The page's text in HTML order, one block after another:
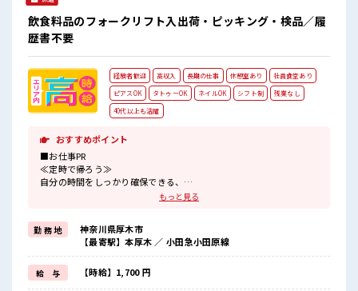
飲食料品のフォークリフト入出荷・ピッキング・検品／履
歴書不要
経験者歓迎 高収入 長期の仕事 休憩室あり
社員食堂あり
ピアスOK
タトゥーOK ネイルOK シフト制
残業なし
40代以上も活躍
おすすめポイント
■お仕事PR
≪定時で帰ろう≫
自分の時間をしっかり確保できる、
これまでの経験を活かしませんか？
ブランクがあっても大丈夫♪
経験はちょっとだけ…という方もOK！
≪自分に向いている仕事が探せる≫
困った事などがあれば、
担当がしっかりサポートします！
もっと見る
勤 務 地
神奈川県厚木市
【最寄駅】本厚木 ／ 小田急小田原線
給 与 【時給】1,700 円